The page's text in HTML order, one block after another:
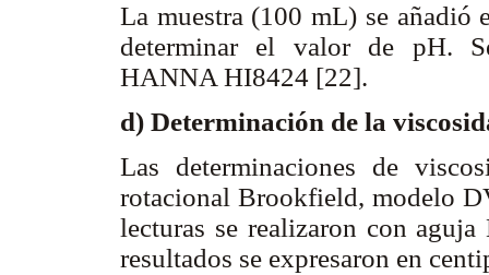
La muestra (100 mL) se añadió
determinar el valor de pH.
HANNA HI8424 [22].
d) Determinación de la
Las determinaciones de
rotacional Brookfield, modelo
lecturas se realizaron con
resultados se expresaron en